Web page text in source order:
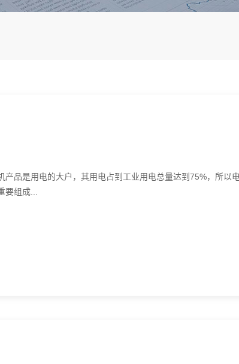
品是用电的大户，其用电占到工业用电总量达到75%，所以
组成...